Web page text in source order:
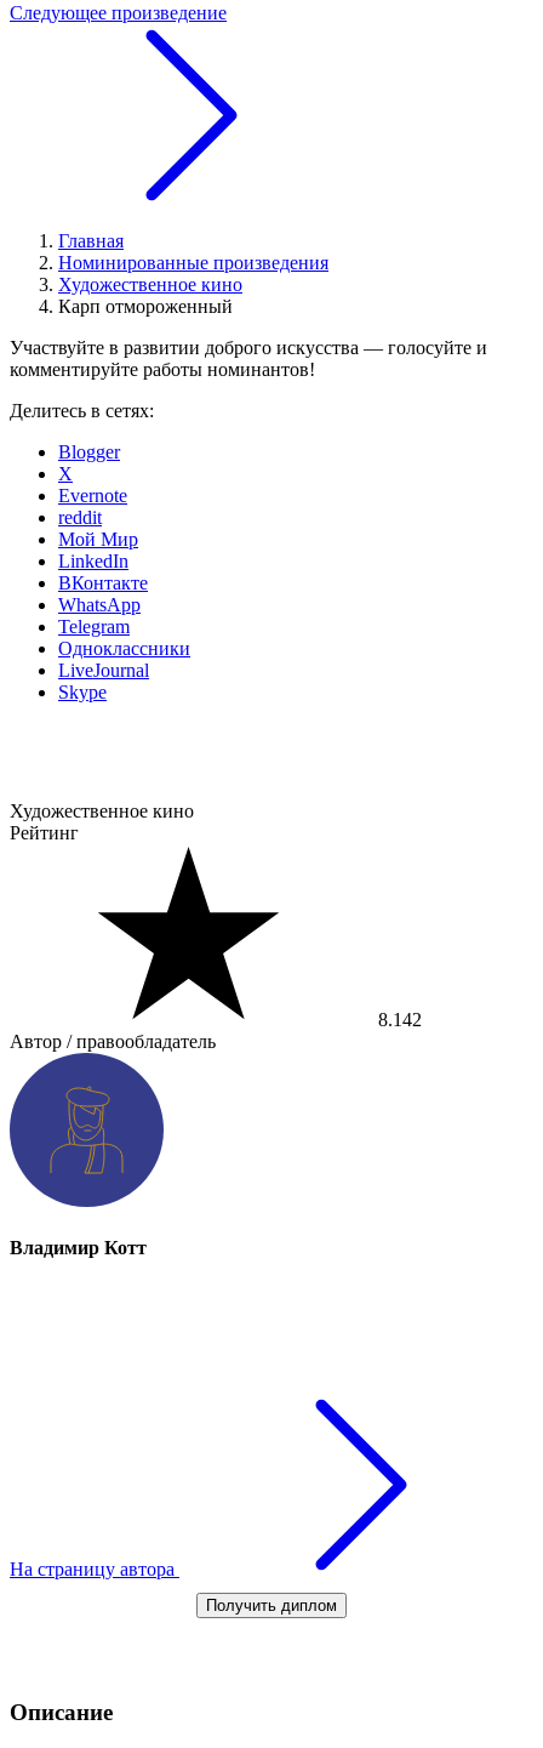
Следующее произведение
Главная
Номинированные произведения
Художественное кино
Карп отмороженный
Участвуйте в развитии доброго искусства — голосуйте и
комментируйте работы номинантов!
Делитесь в сетях:
Blogger
X
Evernote
reddit
Мой Мир
LinkedIn
ВКонтакте
WhatsApp
Telegram
Одноклассники
LiveJournal
Skype
Художественное кино
Рейтинг
8.142
Автор / правообладатель
Владимир Котт
На страницу автора
Получить диплом
Описание